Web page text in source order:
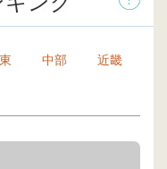
中部 近畿